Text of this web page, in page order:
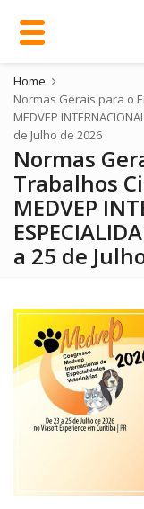
Home
Normas Gerais para o
MEDVEP
de Julho de 2026
Normas
Trabalhos
MEDVEP
a 25 de